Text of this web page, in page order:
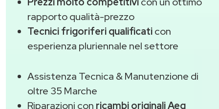
rapporto qualità-prezzo
Tecnici frigoriferi qualificaticon
esperienza pluriennale nel settore
Assistenza Tecnica & Manutenzione di
oltre 35 Marche
Riparazioni con ricambi originali Aeg